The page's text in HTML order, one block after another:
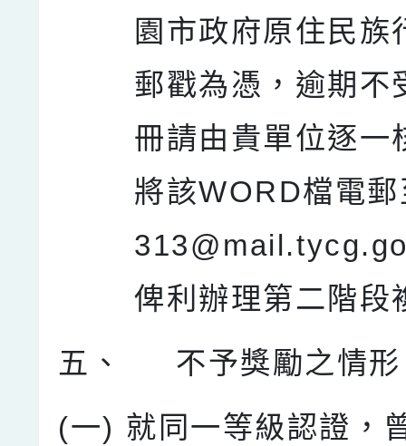
園市政府原住民族
郵戳為憑，逾期不
冊請由貴單位逐一
將該WORD檔電
俾利辦理第二階段
五、
不予獎勵之情形
(一) 就同一等級認證，